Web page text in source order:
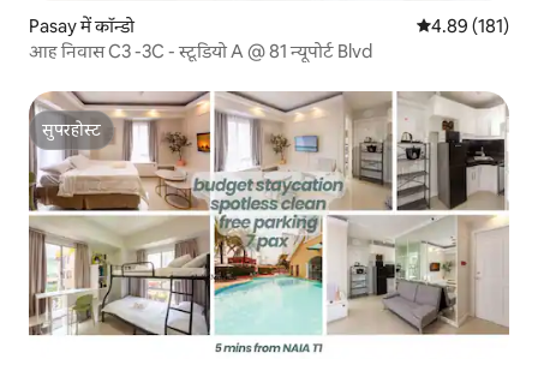
Pasay में कॉन्डो औसत रेटिंग 5 में से
4.89 (181)
आह निवास C3 -3C - स्टूडियो A @ 81 न्यूपोर्ट Blvd
सुपरहोस्ट
सुपरहोस्ट